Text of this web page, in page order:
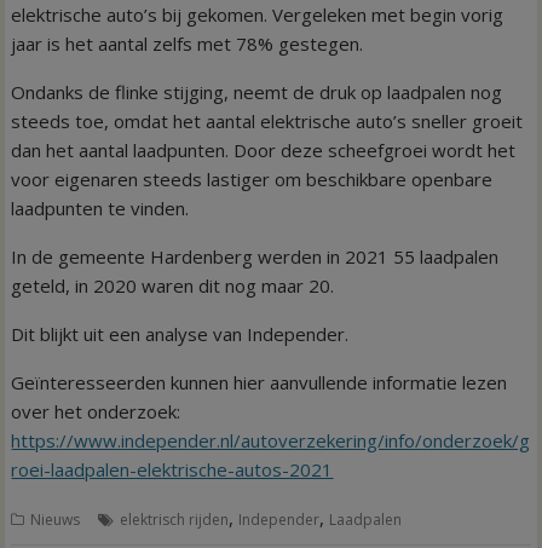
elektrische auto’s bij gekomen. Vergeleken met begin vorig
jaar is het aantal zelfs met 78% gestegen.
Ondanks de flinke stijging, neemt de druk op laadpalen nog
steeds toe, omdat het aantal elektrische auto’s sneller groeit
dan het aantal laadpunten. Door deze scheefgroei wordt het
voor eigenaren steeds lastiger om beschikbare openbare
laadpunten te vinden.
In de gemeente Hardenberg werden in 2021 55 laadpalen
geteld, in 2020 waren dit nog maar 20.
Dit blijkt uit een analyse van Independer.
Geïnteresseerden kunnen hier aanvullende informatie lezen
over het onderzoek:
https://www.independer.nl/autoverzekering/info/onderzoek/g
roei-laadpalen-elektrische-autos-2021
Nieuws elektrisch rijden, Independer, Laadpalen